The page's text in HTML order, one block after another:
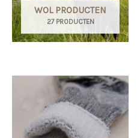
WOL PRODUCTEN
27 PRODUCTEN